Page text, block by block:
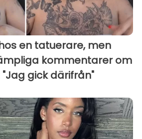
en tatuerare, men
kommentarer om
gick därifrån"